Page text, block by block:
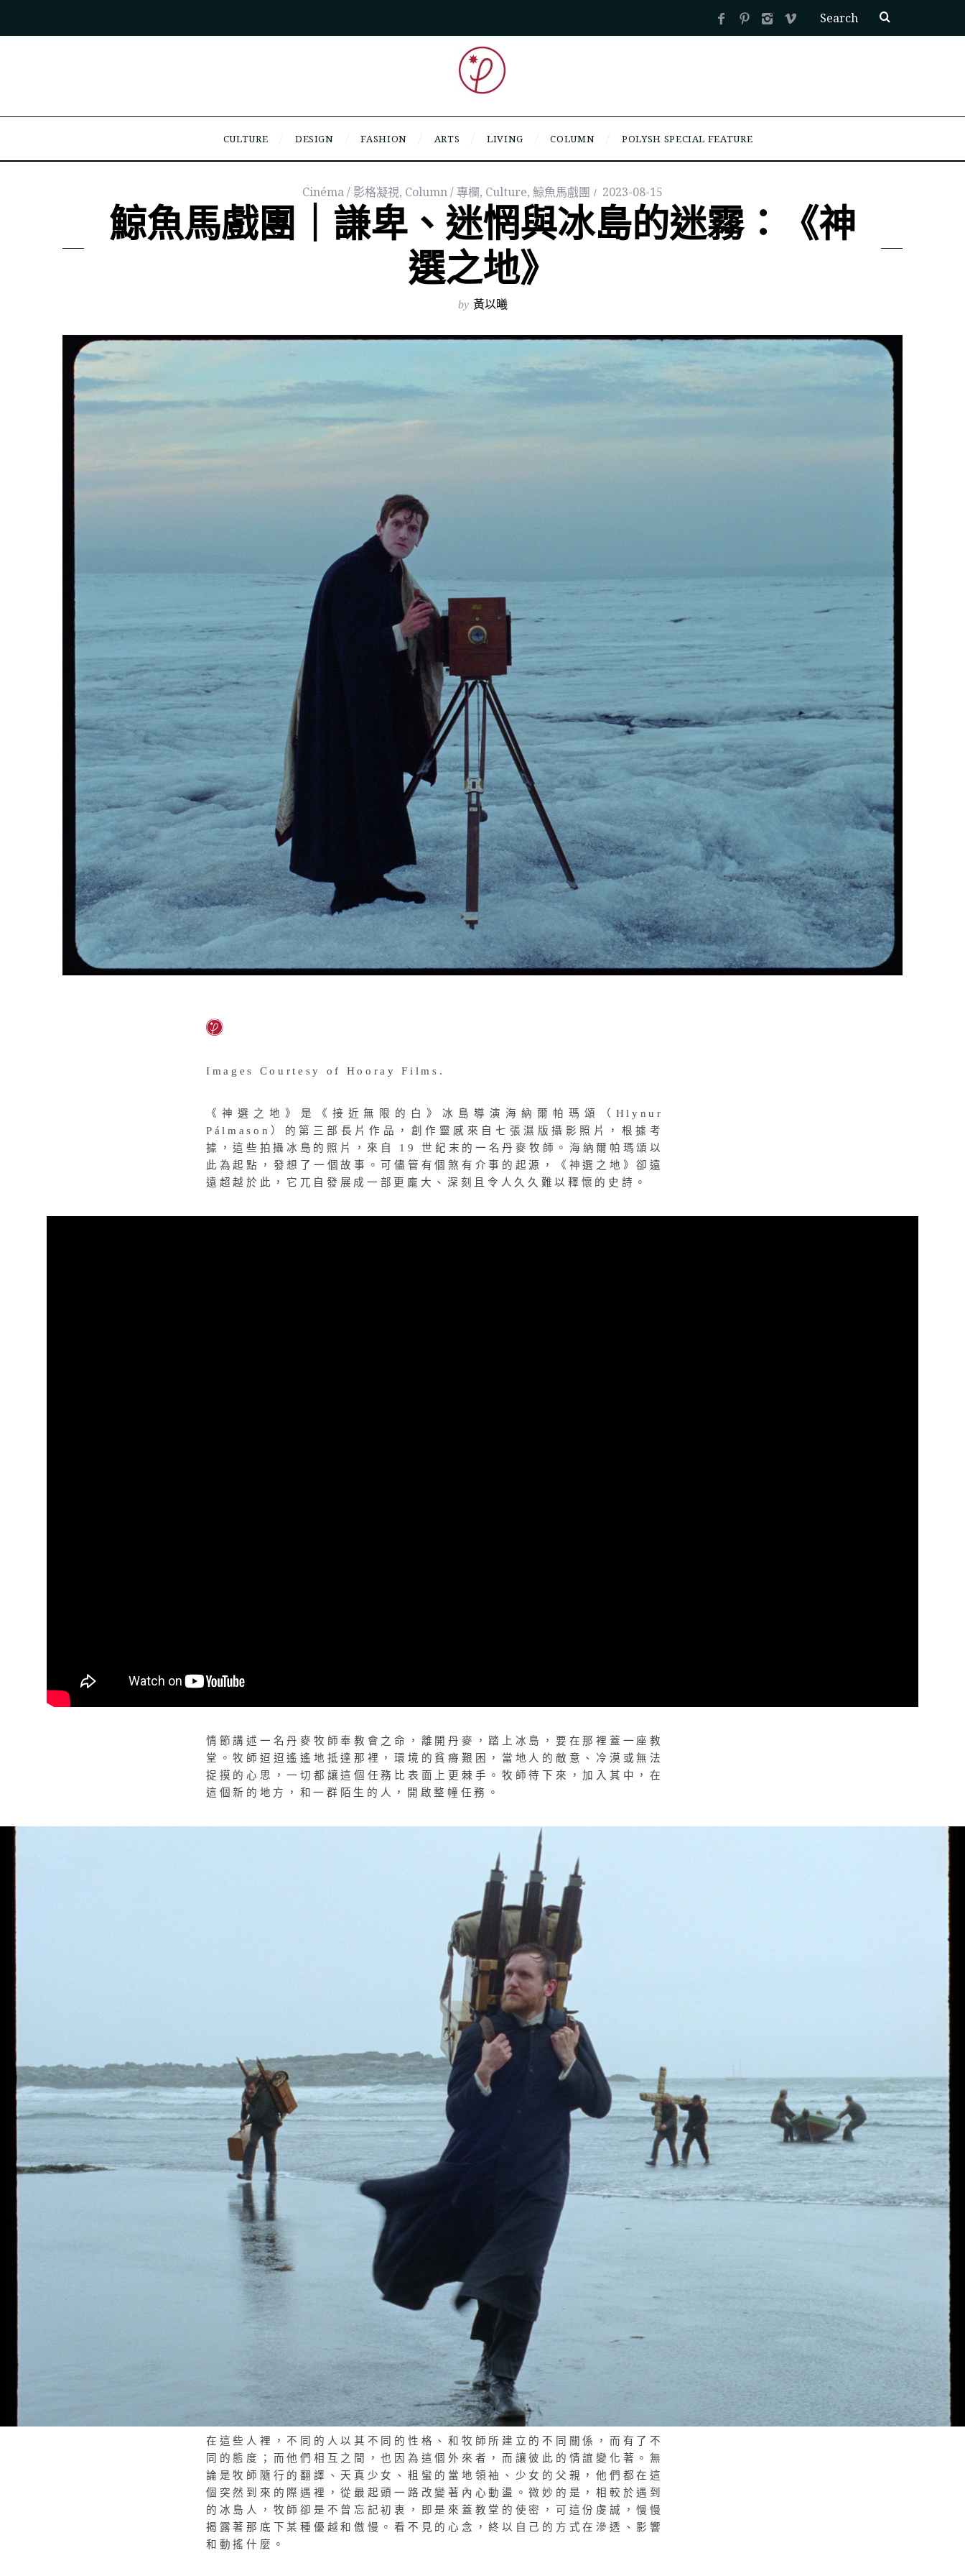
CULTURE DESIGN FASHION ARTS LIVING COLUMN POLYSH SPECIAL FEATURE
Cinéma / 影格凝視, Column / 專欄, Culture, 鯨魚馬戲團 2023-08-15
鯨魚馬戲團｜謙卑、迷惘與冰島的迷霧：《神
選之地》
by 黃以曦
Images Courtesy of Hooray Films.
《神選之地》是《接近無限的白》冰島導演海納爾帕瑪頌（Hlynur
Pálmason）的第三部長片作品，創作靈感來自七張濕版攝影照片，根據考
據，這些拍攝冰島的照片，來自 19世紀末的一名丹麥牧師。海納爾帕瑪頌以
此為起點，發想了一個故事。可儘管有個煞有介事的起源，《神選之地》卻遠
遠超越於此，它兀自發展成一部更龐大、深刻且令人久久難以釋懷的史詩。
情節講述一名丹麥牧師奉教會之命，離開丹麥，踏上冰島，要在那裡蓋一座教
堂。牧師迢迢遙遙地抵達那裡，環境的貧瘠艱困，當地人的敵意、冷漠或無法
捉摸的心思，一切都讓這個任務比表面上更棘手。牧師待下來，加入其中，在
這個新的地方，和一群陌生的人，開啟整幢任務。
在這些人裡，不同的人以其不同的性格、和牧師所建立的不同關係，而有了不
同的態度；而他們相互之間，也因為這個外來者，而讓彼此的情誼變化著。無
論是牧師隨行的翻譯、天真少女、粗蠻的當地領袖、少女的父親，他們都在這
個突然到來的際遇裡，從最起頭一路改變著內心動盪。微妙的是，相較於遇到
的冰島人，牧師卻是不曾忘記初衷，即是來蓋教堂的使密，可這份虔誠，慢慢
揭露著那底下某種優越和傲慢。看不見的心念，終以自己的方式在滲透、影響
和動搖什麼。